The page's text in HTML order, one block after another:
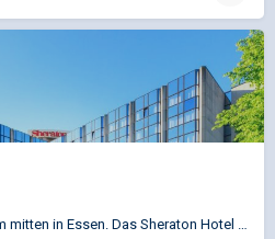
Mitten im Grünen und trotzdem mitten in Essen. Das Sheraton Hotel Essen heißt Sie in der Innenstadt der…